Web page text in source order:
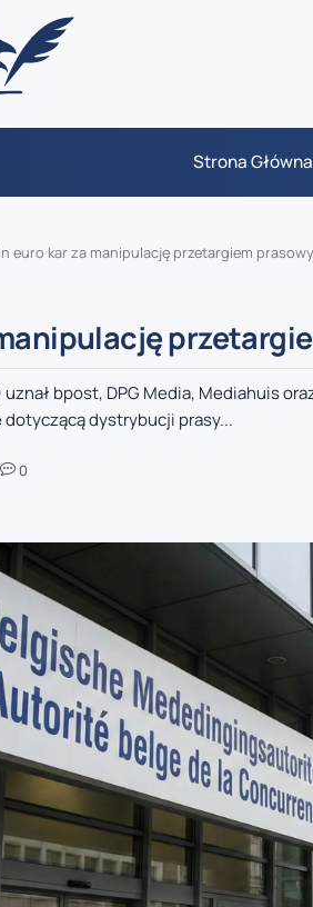
Strona Główna
euro kar za manipulację przetargiem
bpost, DPG Media, Mediahuis
dystrybucji prasy...
0